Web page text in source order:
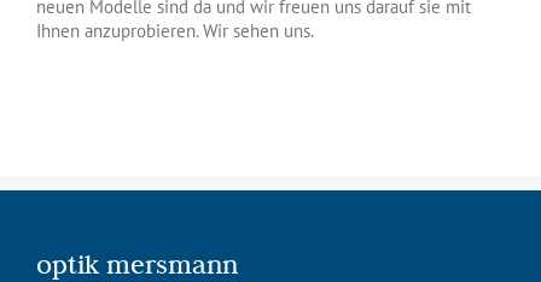
neuen Modelle sind da und wir freuen uns darauf sie mit
Ihnen anzuprobieren. Wir sehen uns.
optik mersmann